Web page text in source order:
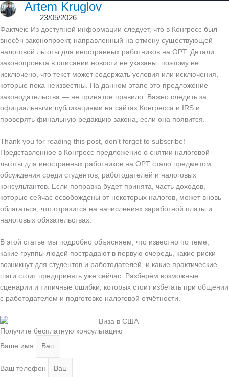
Artem Kruglov
23/05/2026
Фактчек: Из доступной информации следует, что в Конгресс был
внесён законопроект, направленный на отмену существующей
налоговой льготы для иностранных работников на OPT. Детали
законопроекта в описании новости не указаны, поэтому не
исключено, что текст может содержать условия или исключения,
которые пока неизвестны. На данном этапе это предложение
законодательства — не принятое правило. Важно следить за
официальными публикациями на сайтах Конгресса и IRS и
проверять финальную редакцию закона, если она появится.
Thank you for reading this post, don't forget to subscribe!
Представленное в Конгресс предложение о снятии налоговой
льготы для иностранных работников на OPT стало предметом
обсуждения среди студентов, работодателей и налоговых
консультантов. Если поправка будет принята, часть доходов,
которые сейчас освобождены от некоторых налогов, может вновь
облагаться, что отразится на начислениях заработной платы и
налоговых обязательствах.
В этой статье мы подробно объясняем, что известно по теме,
какие группы людей пострадают в первую очередь, какие риски
возникнут для студентов и работодателей, и какие практические
шаги стоит предпринять уже сейчас. Разберём возможные
сценарии и типичные ошибки, которых стоит избегать при общении
с работодателем и подготовке налоговой отчётности.
Получите бесплатную консультацию
Ваше имя
Ваш телефон